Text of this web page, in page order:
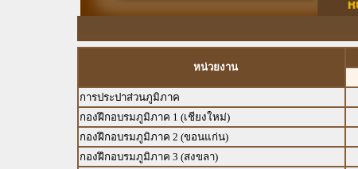
หน่วยงาน
การประปาส่วนภูมิภาค
กองฝึกอบรมภูมิภาค 1 (เชียงใหม่)
กองฝึกอบรมภูมิภาค 2 (ขอนแก่น)
กองฝึกอบรมภูมิภาค 3 (สงขลา)